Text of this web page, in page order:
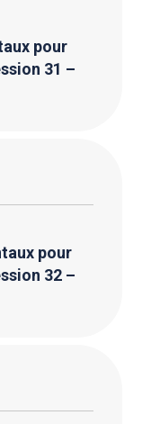
pour
31 –
pour
32 –